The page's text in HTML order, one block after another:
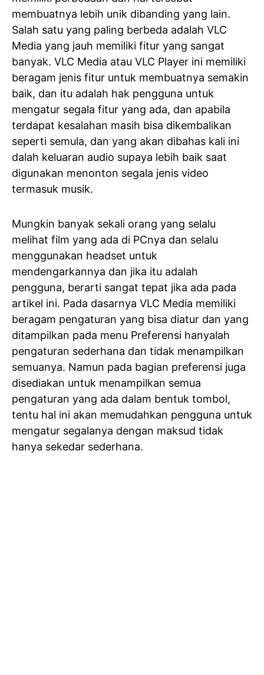
membuatnya lebih unik dibanding yang lain.
Salah satu yang paling berbeda adalah VLC
Media yang jauh memiliki fitur yang sangat
banyak. VLC Media atau VLC Player ini memiliki
beragam jenis fitur untuk membuatnya semakin
baik, dan itu adalah hak pengguna untuk
mengatur segala fitur yang ada, dan apabila
terdapat kesalahan masih bisa dikembalikan
seperti semula, dan yang akan dibahas kali ini
dalah keluaran audio supaya lebih baik saat
digunakan menonton segala jenis video
termasuk musik.
Mungkin banyak sekali orang yang selalu
melihat film yang ada di PCnya dan selalu
menggunakan headset untuk
mendengarkannya dan jika itu adalah
pengguna, berarti sangat tepat jika ada pada
artikel ini. Pada dasarnya VLC Media memiliki
beragam pengaturan yang bisa diatur dan yang
ditampilkan pada menu Preferensi hanyalah
pengaturan sederhana dan tidak menampilkan
semuanya. Namun pada bagian preferensi juga
disediakan untuk menampilkan semua
pengaturan yang ada dalam bentuk tombol,
tentu hal ini akan memudahkan pengguna untuk
mengatur segalanya dengan maksud tidak
hanya sekedar sederhana.